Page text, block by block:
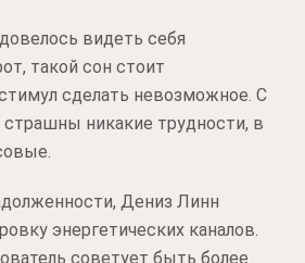
видеть себя
такой сон стоит
сделать невозможное. С
никакие трудности, в
Дениз Линн
энергетических каналов.
советует быть более